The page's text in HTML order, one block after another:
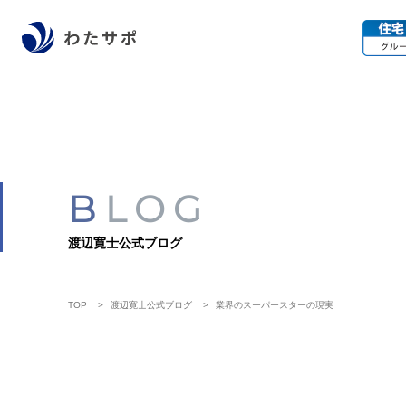
BLOG
渡辺寛士公式ブログ
TOP 渡辺寛士公式ブログ 業界のスーパースターの現実